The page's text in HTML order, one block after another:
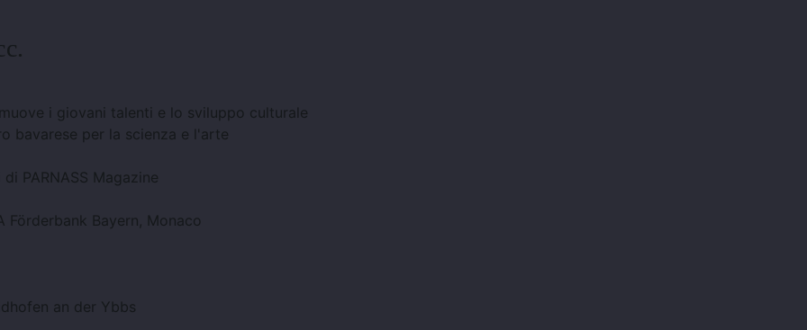
i giovani talenti e lo sviluppo culturale
bavarese per la scienza e l'arte
PARNASS Magazine
Förderbank Bayern, Monaco
an der Ybbs